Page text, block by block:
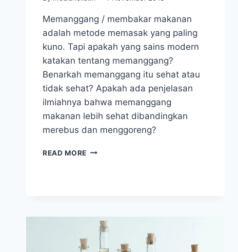
Memanggang / membakar makanan
adalah metode memasak yang paling
kuno. Tapi apakah yang sains modern
katakan tentang memanggang?
Benarkah memanggang itu sehat atau
tidak sehat? Apakah ada penjelasan
ilmiahnya bahwa memanggang
makanan lebih sehat dibandingkan
merebus dan menggoreng?
READ MORE MEMANGGANG
DIBANDINGKAN
MEREBUS
DAN
MENGGORENG